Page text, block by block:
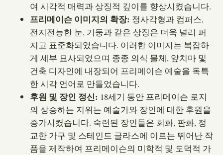
여 시각적 매력과 상징적 깊이를 향상시켰습니다.
프리메이슨 이미지의 확장: 정사각형과 컴퍼스,
전지전능한 눈, 기둥과 같은 상징은 더욱 널리 퍼
지고 표준화되었습니다. 이러한 이미지는 복잡하
게 세부 묘사되었으며 종종 의식 물체, 앞치마 및
건축 디자인에 내장되어 프리메이슨 예술을 독특
한 시각 언어로 만들었습니다.
후원 및 장인 정신: 18세기 동안 프리메이슨 로지
의 상승하는 지위는 예술가와 장인에 대한 후원을
증가시켰습니다. 숙련된 장인들은 회화, 판화, 정
교한 가구 및 스테인드 글라스에 이르는 뛰어난 작
품을 제작하여 프리메이슨의 미학적 및 도덕적 가